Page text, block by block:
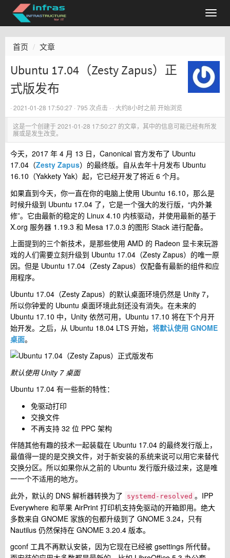
首页 文章
Ubuntu 17.04（Zesty Zapus）正
式版发布
· 2021-01-28 17:50:27 · 795 次点击 · · 大约8小时之前开始浏览
这是一个创建于2021-01-28 17:50:27 的文章，其中的信息可能已经有所发
展或是发生改变。
今天，2017 年 4 月 13 日，Canonical 官方发布了 Ubuntu
17.04（Zesty Zapus）的最终版。自从去年十月发布 Ubuntu
16.10（Yakkety Yak）起，它已经开发了将近 6 个月。
如果直到今天，你一直在你的电脑上使用 Ubuntu 16.10，那么是
时候升级到 Ubuntu 17.04 了，它是一个强大的发行版，“内外兼
修”。它由最新的稳定的 Linux 4.10 内核驱动，并使用最新的基于
X.org 服务器 1.19.3 和 Mesa 17.0.3 的图形 Stack 进行配备。
上面提到的三个新技术，是那些使用 AMD 的 Radeon 显卡来玩游
戏的人们需要立刻升级到 Ubuntu 17.04（Zesty Zapus）的唯一原
因。但是 Ubuntu 17.04（Zesty Zapus）仅配备有最新的组件和应
用程序。
Ubuntu 17.04（Zesty Zapus）的默认桌面环境仍然是 Unity 7，
所以你钟爱的 Ubuntu 桌面环境此刻还没有消失。在未来的
Ubuntu 17.10 中，Unity 依然可用，Ubuntu 17.10 将在下个月开
始开发。之后，从 Ubuntu 18.04 LTS 开始， 将默认使用 GNOME
桌面。
默认使用 Unity 7 桌面
Ubuntu 17.04 有一些新的特性：
免驱动打印
交换文件
不再支持 32 位 PPC 架构
伴随其他有趣的技术一起装载在 Ubuntu 17.04 的最终发行版上，
最值得一提的是交换文件，对于新安装的系统来说可以用它来替代
交换分区。所以如果你从之前的 Ubuntu 发行版升级过来，这是唯
一一个不适用的地方。
此外，默认的 DNS 解析器转换为了
systemd-resolved 。IPP
Everywhere 和苹果 AirPrint 打印机支持免驱动的开箱即用。绝大
多数来自 GNOME 家族的包都升级到了 GNOME 3.24，只有
Nautilus 仍然保持在 GNOME 3.20.4 版本。
gconf 工具不再默认安装，因为它现在已经被 gsettings 所代替。